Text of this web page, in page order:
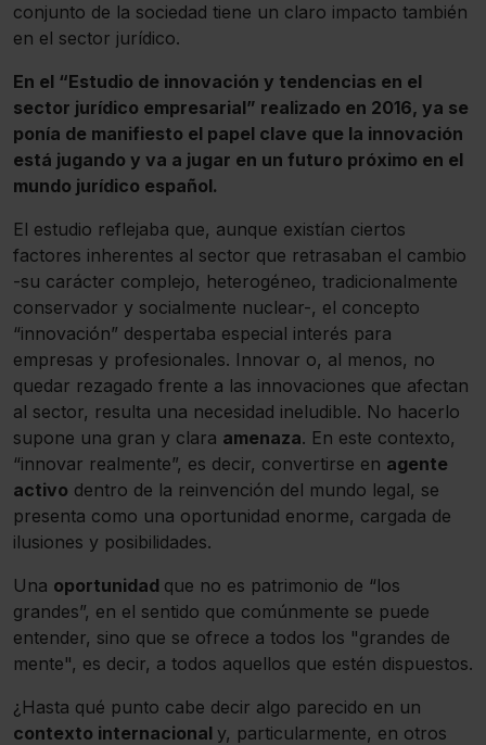
conjunto de la sociedad tiene un claro impacto también
en el sector jurídico.
En el “Estudio de innovación y tendencias en el
sector jurídico empresarial” realizado en 2016, ya se
ponía de manifiesto el papel clave que la innovación
está jugando y va a jugar en un futuro próximo en el
mundo jurídico español.
El estudio reflejaba que, aunque existían ciertos
factores inherentes al sector que retrasaban el cambio
-su carácter complejo, heterogéneo, tradicionalmente
conservador y socialmente nuclear-, el concepto
“innovación” despertaba especial interés para
empresas y profesionales. Innovar o, al menos, no
quedar rezagado frente a las innovaciones que afectan
al sector, resulta una necesidad ineludible. No hacerlo
supone una gran y clara amenaza. En este contexto,
“innovar realmente”, es decir, convertirse en agente
activo dentro de la reinvención del mundo legal, se
presenta como una oportunidad enorme, cargada de
ilusiones y posibilidades.
Una oportunidad que no es patrimonio de “los
grandes”, en el sentido que comúnmente se puede
entender, sino que se ofrece a todos los "grandes de
mente", es decir, a todos aquellos que estén dispuestos.
¿Hasta qué punto cabe decir algo parecido en un
contexto internacional y, particularmente, en otros